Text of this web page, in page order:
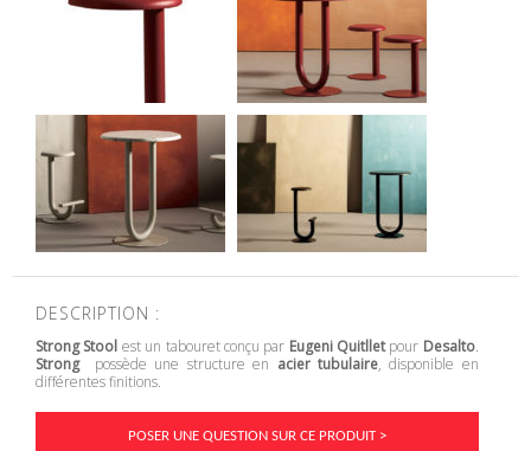
DESCRIPTION :
Strong Stool est un tabouret conçu par Eugeni Quitlletpour Desalto.
Strong
possède une structure en acier tubulaire, disponible en
différentes finitions.
POSER UNE QUESTION SUR CE PRODUIT >